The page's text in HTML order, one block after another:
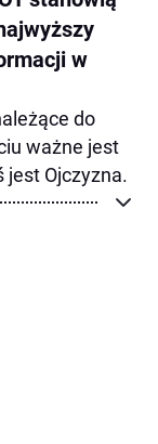
w
do
ważne jest
jest Ojczyzna.